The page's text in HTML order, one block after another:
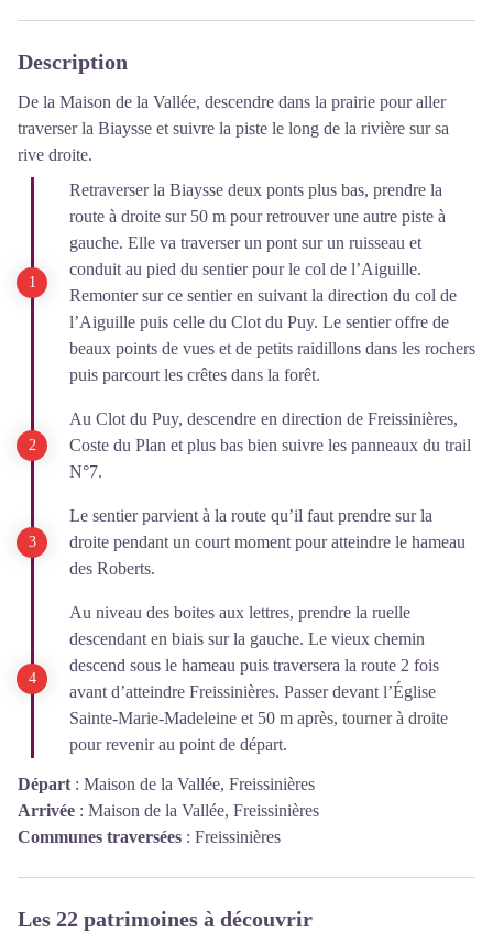
Description
De la Maison de la Vallée, descendre dans la prairie pour aller
traverser la Biaysse et suivre la piste le long de la rivière sur sa
rive droite.
Retraverser la Biaysse deux ponts plus bas, prendre la
route à droite sur 50 m pour retrouver une autre piste à
gauche. Elle va traverser un pont sur un ruisseau et
conduit au pied du sentier pour le col de l’Aiguille.
Remonter sur ce sentier en suivant la direction du col de
l’Aiguille puis celle du Clot du Puy. Le sentier offre de
beaux points de vues et de petits raidillons dans les rochers
puis parcourt les crêtes dans la forêt.
Au Clot du Puy, descendre en direction de Freissinières,
Coste du Plan et plus bas bien suivre les panneaux du trail
N°7.
Le sentier parvient à la route qu’il faut prendre sur la
droite pendant un court moment pour atteindre le hameau
des Roberts.
Au niveau des boites aux lettres, prendre la ruelle
descendant en biais sur la gauche. Le vieux chemin
descend sous le hameau puis traversera la route 2 fois
avant d’atteindre Freissinières. Passer devant l’Église
Sainte-Marie-Madeleine et 50 m après, tourner à droite
pour revenir au point de départ.
Départ : Maison de la Vallée, Freissinières
Arrivée : Maison de la Vallée, Freissinières
Communes traversées : Freissinières
Les 22 patrimoines à découvrir